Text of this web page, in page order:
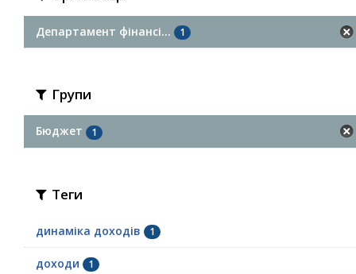
Департамент фінансі... 1
Групи
Бюджет 1
Теги
динаміка доходів 1
доходи 1